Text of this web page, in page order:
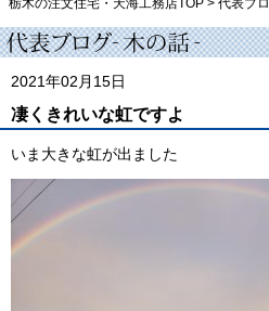
栃木の注文住宅・天海工務店TOP > 代表ブ
2021年02月15日
凄くきれいな虹ですよ
いま大きな虹が出ました